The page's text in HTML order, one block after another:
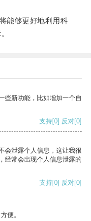
能够更好地利用科
些新功能，比如增加一个自
支持[0] 反对[0]
会泄露个人信息，这让我很
经常会出现个人信息泄露的
支持[0] 反对[0]
便。